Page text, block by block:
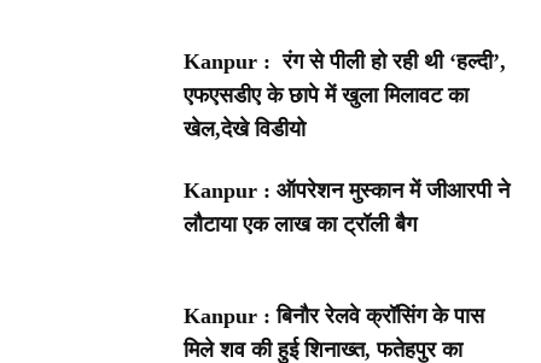
Kanpur : रंग से पीली हो रही थी ‘हल्दी’,
एफएसडीए के छापे में खुला मिलावट का
खेल,देखे विडीयो
Kanpur : ऑपरेशन मुस्कान में जीआरपी ने
लौटाया एक लाख का ट्रॉली बैग
Kanpur : बिनौर रेलवे क्रॉसिंग के पास
मिले शव की हुई शिनाख्त, फतेहपुर का